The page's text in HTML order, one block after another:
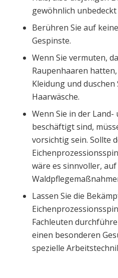
gewöhnlich unbedeckt
Berühren Sie auf
Gespinste.
Wenn Sie vermuten,
Raupenhaaren
Kleidung und duschen
Haarwäsche.
Wenn Sie in der
beschäftigt sind,
vorsichtig sein. Sollte
wäre es sinnvoller,
Lassen Sie die
Fachleuten
einen besonderen
spezielle